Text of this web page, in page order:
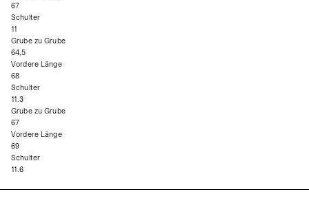
67
Schulter
11
Grube zu Grube
64,5
Vordere Länge
68
Schulter
11.3
Grube zu Grube
67
Vordere Länge
69
Schulter
11.6